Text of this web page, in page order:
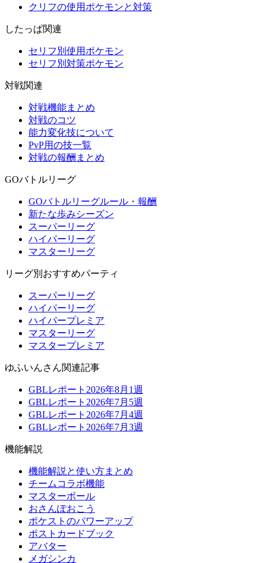
クリフの使用ポケモンと対策
したっぱ関連
セリフ別使用ポケモン
セリフ別対策ポケモン
対戦関連
対戦機能まとめ
対戦のコツ
能力変化技について
PvP用の技一覧
対戦の報酬まとめ
GOバトルリーグ
GOバトルリーグルール・報酬
新たな歩みシーズン
スーパーリーグ
ハイパーリーグ
マスターリーグ
リーグ別おすすめパーティ
スーパーリーグ
ハイパーリーグ
ハイパープレミア
マスターリーグ
マスタープレミア
ゆふいんさん関連記事
GBLレポート2026年8月1週
GBLレポート2026年7月5週
GBLレポート2026年7月4週
GBLレポート2026年7月3週
機能解説
機能解説と使い方まとめ
チームコラボ機能
マスターボール
おさんぽおこう
ポケストのパワーアップ
ポストカードブック
アバター
メガシンカ